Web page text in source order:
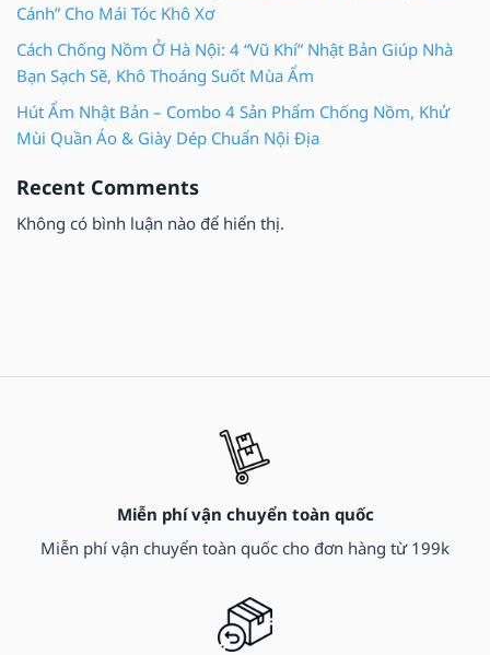
Cánh” Cho Mái Tóc Khô Xơ
Cách Chống Nồm Ở Hà Nội: 4 “Vũ Khí” Nhật Bản Giúp Nhà
Bạn Sạch Sẽ, Khô Thoáng Suốt Mùa Ẩm
Hút Ẩm Nhật Bản – Combo 4 Sản Phẩm Chống Nồm, Khử
Mùi Quần Áo & Giày Dép Chuẩn Nội Địa
Recent Comments
Không có bình luận nào để hiển thị.
Miễn phí vận chuyển toàn quốc
Miễn phí vận chuyển toàn quốc cho đơn hàng từ 199k